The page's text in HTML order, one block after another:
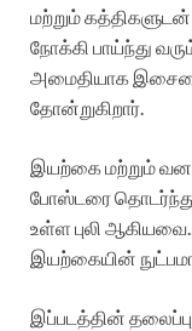
மற்றும்
நோக்கி பாய்ந்து
அமைதியாக
தோன்றுகிறார்.
இயற்கை மற்றும்
போஸ்டரை
உள்ள புலி
இயற்கையின்
இப்படத்தின்